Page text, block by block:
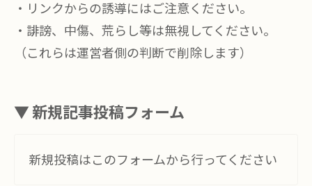
・リンクからの誘導にはご注意ください。
・誹謗、中傷、荒らし等は無視してください。
（これらは運営者側の判断で削除します）
▼ 新規記事投稿フォーム
新規投稿はこのフォームから行ってください